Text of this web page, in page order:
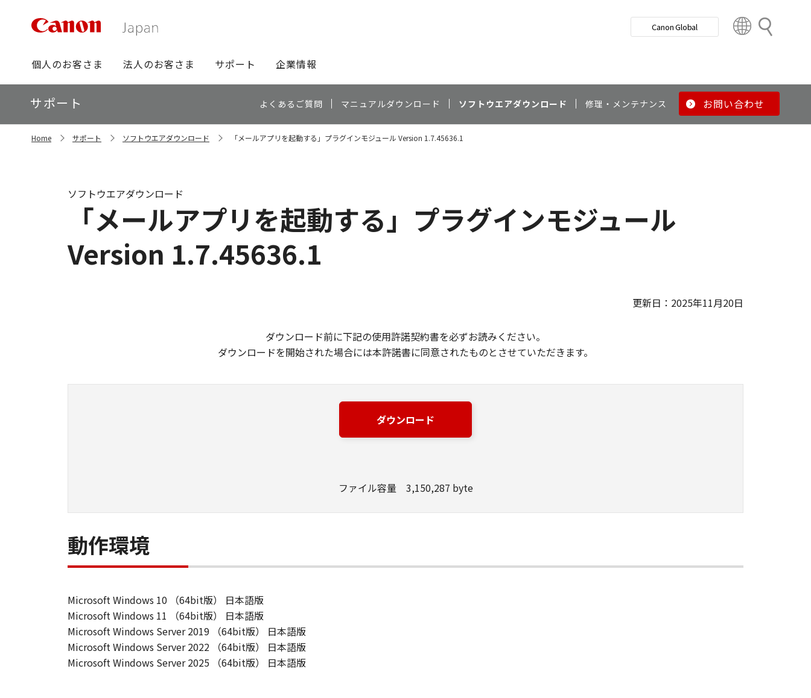
検
グ
ロ
ー
バ
ビ
個人のお客さま 法人のお客さま サポート 企業情報
Canon Global
t
y
ロ
ー
カ
ル
サポート よくあるご質問 マニュアルダウンロード ソフトウエアダウンロード 修理・メンテナンス お問い合わせ
Home サポート ソフトウエアダウンロード 「メールアプリを起動する」プラグインモジュール Version 1.7.45636.1
「メールアプリを起動する」プラグインモジュール
Version 1.7.45636.1
ソフトウエアダウンロード
更新日：2025年11月20日
ダウンロード前に下記の使用許諾契約書を必ずお読みください。
ダウンロードを開始された場合には本許諾書に同意されたものとさせていただきます。
ダウンロード
ファイル容量 3,150,287 byte
動作環境
Microsoft Windows 10 （64bit版） 日本語版
Microsoft Windows 11 （64bit版） 日本語版
Microsoft Windows Server 2019 （64bit版） 日本語版
Microsoft Windows Server 2022 （64bit版） 日本語版
Microsoft Windows Server 2025 （64bit版） 日本語版